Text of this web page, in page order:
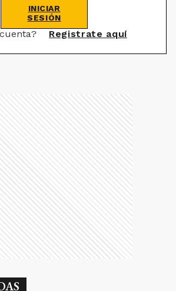
INICIAR
SESIÓN
Registrate aquí